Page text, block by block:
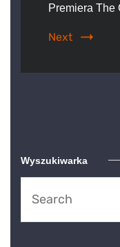
Premiera The
Next
Wyszukiwarka